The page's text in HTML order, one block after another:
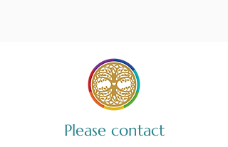
Please contact